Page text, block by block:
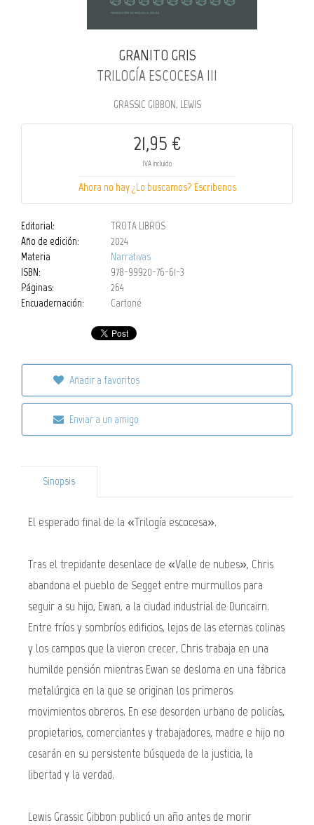
GRANITO GRIS
TRILOGÍA ESCOCESA III
GRASSIC GIBBON, LEWIS
21,95 €
IVA incluido
Ahora no hay ¿Lo buscamos? Escribenos
Editorial:
TROTA LIBROS
Año de edición:
2024
Materia
Narrativas
ISBN:
978-99920-76-61-3
Páginas:
264
Encuadernación:
Cartoné
Añadir a favoritos
Enviar a un amigo
Sinopsis
El esperado final de la «Trilogía escocesa».
Tras el trepidante desenlace de «Valle de nubes», Chris
abandona el pueblo de Segget entre murmullos para
seguir a su hijo, Ewan, a la ciudad industrial de Duncairn.
Entre fríos y sombríos edificios, lejos de las eternas colinas
y los campos que la vieron crecer, Chris trabaja en una
humilde pensión mientras Ewan se desloma en una fábrica
metalúrgica en la que se originan los primeros
movimientos obreros. En ese desorden urbano de policías,
propietarios, comerciantes y trabajadores, madre e hijo no
cesarán en su persistente búsqueda de la justicia, la
libertad y la verdad.
Lewis Grassic Gibbon publicó un año antes de morir